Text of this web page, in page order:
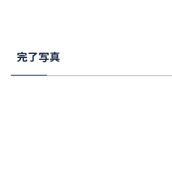
完了写真